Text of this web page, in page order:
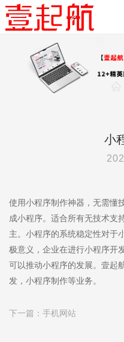
小
使用小程序制作神器，无需懂
成小程序。适合所有无技术支
主。小程序的系统稳定性对于
极意义，企业在进行小程序开
可以推动小程序的发展。壹起
发，小程序制作等业务。
下一篇： 手机网站